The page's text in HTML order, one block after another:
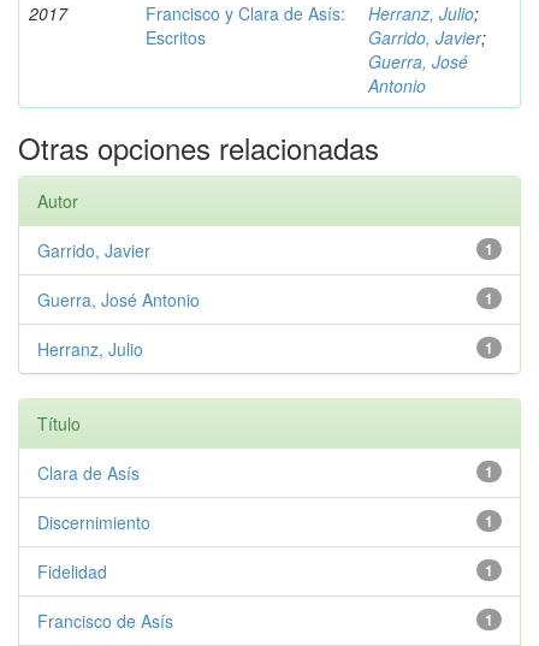
2017
Francisco y Clara de Asís:
Escritos
Herranz, Julio;
Garrido, Javier;
Guerra, José
Antonio
Otras opciones relacionadas
Autor
1
Garrido, Javier
1
Guerra, José Antonio
1
Herranz, Julio
Título
1
Clara de Asís
1
Discernimiento
1
Fidelidad
1
Francisco de Asís